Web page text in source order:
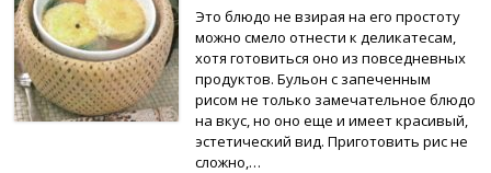
Это блюдо не взирая на его простоту
можно смело отнести к деликатесам,
хотя готовиться оно из повседневных
продуктов. Бульон с запеченным
рисом не только замечательное блюдо
на вкус, но оно еще и имеет красивый,
эстетический вид. Приготовить рис не
сложно,…